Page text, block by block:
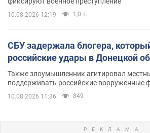
10.08.2026 12:19 1,0 т.
СБУ задержала блогера,
российские удары в Донецкой
Также злоумышленник агитировал
поддерживать российские вооруженные
10.08.2026 11:36 849